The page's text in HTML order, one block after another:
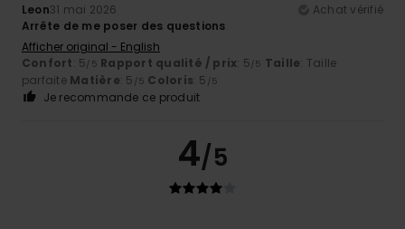
Leon31 mai 2026
Achat vérifié
Arrête de me poser des questions
Afficher original - English
Confort: 5 /5 Rapport qualité / prix: 5 /5 Taille: Taille
parfaite Matière: 5 /5 Coloris: 5 /5
Je recommande ce produit
4/5